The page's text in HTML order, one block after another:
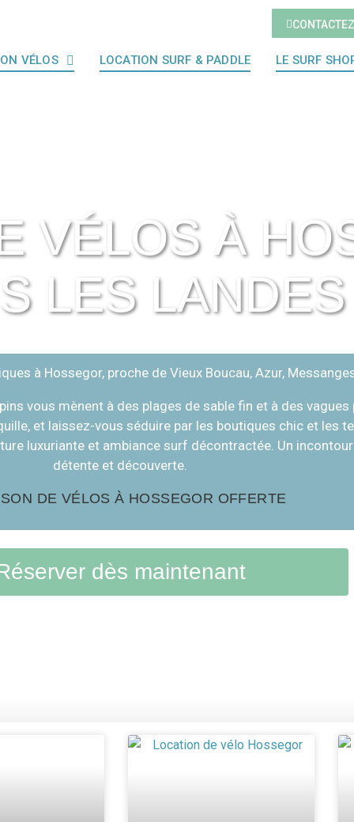
VÉLOS LOCATION SURF & PADDLE LE SURF
VÉLOS À
LES LANDES
à Hossegor, proche de Vieux Boucau, Azur,
vous mènent à des plages de sable fin et à des
et laissez-vous séduire par les boutiques chic et les
luxuriante et ambiance surf décontractée. Un
détente et découverte.
DE VÉLOS À HOSSEGOR OFFERTE
dès maintenant